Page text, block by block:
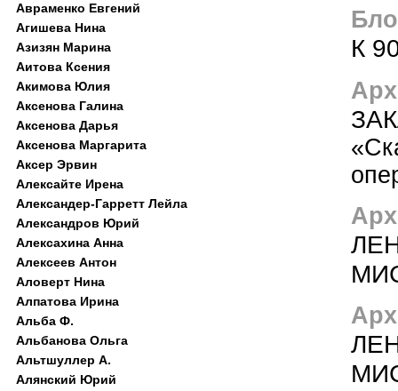
К
Авраменко Евгений
Агишева Нина
Азизян Марина
Аитова Ксения
Акимова Юлия
Аксенова Галина
Аксенова Дарья
Аксенова Маргарита
Аксер Эрвин
Алексайте Ирена
Александер-Гарретт Лейла
Александров Юрий
Алексахина Анна
Алексеев Антон
Аловерт Нина
Алпатова Ирина
Альба Ф.
Альбанова Ольга
Альтшуллер А.
Алянский Юрий